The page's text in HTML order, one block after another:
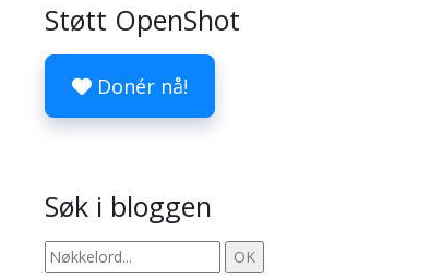
Støtt OpenShot
Donér nå!
Søk i bloggen